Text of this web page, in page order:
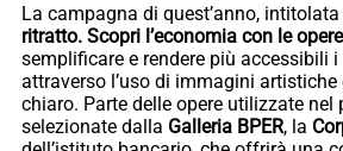
La campagna di quest’anno, intitolata
ritratto. Scopri l’economia con le opere
semplificare e rendere più accessibili
attraverso l’uso di immagini
chiaro. Parte delle opere utilizzate nel
selezionate dalla Galleria BPER, la